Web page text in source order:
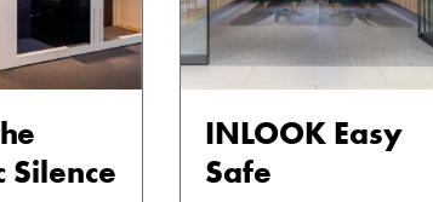
Silence
INLOOK Easy
Safe